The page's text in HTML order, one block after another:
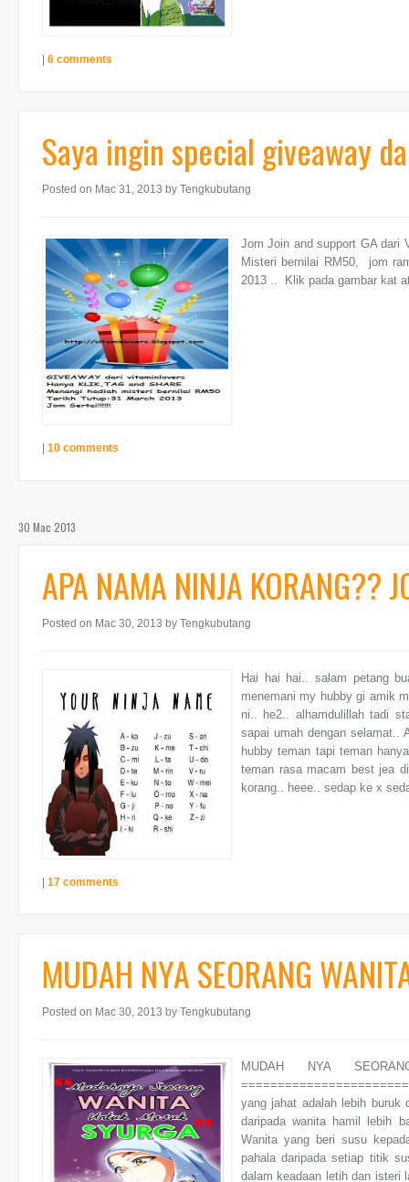
6 comments
Saya ingin special giveaway
Posted on Mac 31, 2013 by Tengkubutang
Jom Join and support GA dari
Misteri bernilai RM50, jom
2013 .. Klik pada gambar kat
10 comments
30 Mac 2013
APA NAMA NINJA KORANG??
Posted on Mac 30, 2013 by Tengkubutang
Hai hai hai.. salam petang
menemani my hubby gi amik
ni.. he2.. alhamdulillah tadi
sapai umah dengan selamat..
hubby teman tapi teman
teman rasa macam best jea
korang.. heee.. sedap ke x
17 comments
MUDAH NYA SEORANG
Posted on Mac 30, 2013 by Tengkubutang
MUDAH NYA
yang jahat adalah lebih buruk
daripada wanita hamil lebih
Wanita yang beri susu
pahala daripada setiap titik
dalam keadaan letih dan isteri